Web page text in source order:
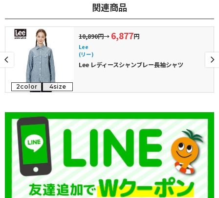
関連商品
2color 4size
10,890円→ 6,877円
Lee
(リー)
Lee レディースシャンブレー長袖シャツ